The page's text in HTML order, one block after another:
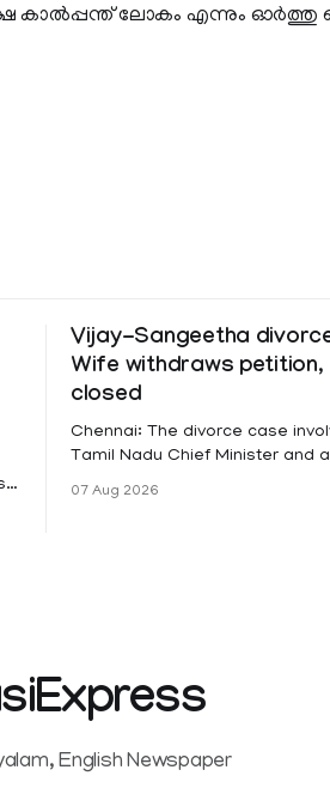
ലോകം എന്നും ഓർത്തു
Vijay-Sangeetha
Wife withdraws petition,
closed
Chennai: The divorce case
Tamil Nadu Chief Minister and
Sowrnalingam has taken a new
07 Aug 2026
English Newspaper